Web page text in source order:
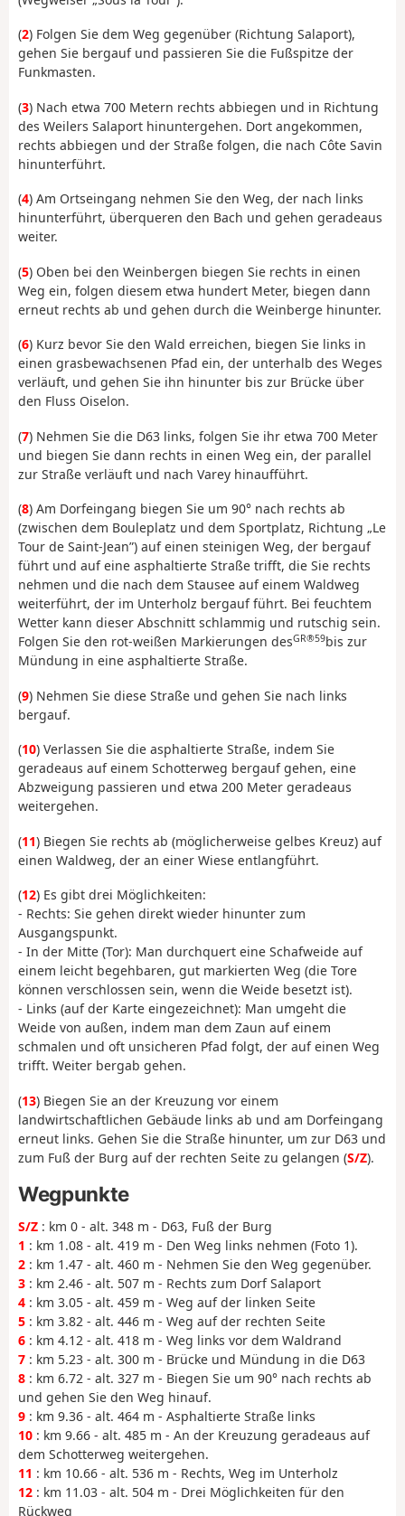
(2) Folgen Sie dem Weg gegenüber (Richtung Salaport),
gehen Sie bergauf und passieren Sie die Fußspitze der
Funkmasten.
(3) Nach etwa 700 Metern rechts abbiegen und in Richtung
des Weilers Salaport hinuntergehen. Dort angekommen,
rechts abbiegen und der Straße folgen, die nach Côte Savin
hinunterführt.
(4) Am Ortseingang nehmen Sie den Weg, der nach links
hinunterführt, überqueren den Bach und gehen geradeaus
weiter.
(5) Oben bei den Weinbergen biegen Sie rechts in einen
Weg ein, folgen diesem etwa hundert Meter, biegen dann
erneut rechts ab und gehen durch die Weinberge hinunter.
(6) Kurz bevor Sie den Wald erreichen, biegen Sie links in
einen grasbewachsenen Pfad ein, der unterhalb des Weges
verläuft, und gehen Sie ihn hinunter bis zur Brücke über
den Fluss Oiselon.
(7) Nehmen Sie die D63 links, folgen Sie ihr etwa 700 Meter
und biegen Sie dann rechts in einen Weg ein, der parallel
zur Straße verläuft und nach Varey hinaufführt.
(8) Am Dorfeingang biegen Sie um 90° nach rechts ab
(zwischen dem Bouleplatz und dem Sportplatz, Richtung „Le
Tour de Saint-Jean”) auf einen steinigen Weg, der bergauf
führt und auf eine asphaltierte Straße trifft, die Sie rechts
nehmen und die nach dem Stausee auf einem Waldweg
weiterführt, der im Unterholz bergauf führt. Bei feuchtem
Wetter kann dieser Abschnitt schlammig und rutschig sein.
Folgen Sie den rot-weißen Markierungen desGR®59bis zur
Mündung in eine asphaltierte Straße.
(9) Nehmen Sie diese Straße und gehen Sie nach links
bergauf.
(10) Verlassen Sie die asphaltierte Straße, indem Sie
geradeaus auf einem Schotterweg bergauf gehen, eine
Abzweigung passieren und etwa 200 Meter geradeaus
weitergehen.
(11) Biegen Sie rechts ab (möglicherweise gelbes Kreuz) auf
einen Waldweg, der an einer Wiese entlangführt.
(12) Es gibt drei Möglichkeiten:
- Rechts: Sie gehen direkt wieder hinunter zum
Ausgangspunkt.
- In der Mitte (Tor): Man durchquert eine Schafweide auf
einem leicht begehbaren, gut markierten Weg (die Tore
können verschlossen sein, wenn die Weide besetzt ist).
- Links (auf der Karte eingezeichnet): Man umgeht die
Weide von außen, indem man dem Zaun auf einem
schmalen und oft unsicheren Pfad folgt, der auf einen Weg
trifft. Weiter bergab gehen.
(13) Biegen Sie an der Kreuzung vor einem
landwirtschaftlichen Gebäude links ab und am Dorfeingang
erneut links. Gehen Sie die Straße hinunter, um zur D63 und
zum Fuß der Burg auf der rechten Seite zu gelangen (S/Z).
Wegpunkte
S/Z : km 0 - alt. 348 m - D63, Fuß der Burg
1 : km 1.08 - alt. 419 m - Den Weg links nehmen (Foto 1).
2 : km 1.47 - alt. 460 m - Nehmen Sie den Weg gegenüber.
3 : km 2.46 - alt. 507 m - Rechts zum Dorf Salaport
4 : km 3.05 - alt. 459 m - Weg auf der linken Seite
5 : km 3.82 - alt. 446 m - Weg auf der rechten Seite
6 : km 4.12 - alt. 418 m - Weg links vor dem Waldrand
7 : km 5.23 - alt. 300 m - Brücke und Mündung in die D63
8 : km 6.72 - alt. 327 m - Biegen Sie um 90° nach rechts ab
und gehen Sie den Weg hinauf.
9 : km 9.36 - alt. 464 m - Asphaltierte Straße links
10 : km 9.66 - alt. 485 m - An der Kreuzung geradeaus auf
dem Schotterweg weitergehen.
11 : km 10.66 - alt. 536 m - Rechts, Weg im Unterholz
12 : km 11.03 - alt. 504 m - Drei Möglichkeiten für den
Rückweg